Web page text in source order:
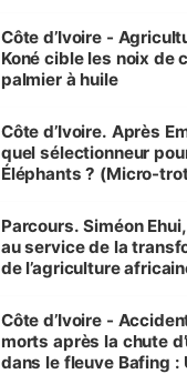
Côte d’Ivoire -
Koné cible les noix de
palmier à huile
Côte d’Ivoire. Après
quel sélectionneur
Éléphants ? (Micro-
Parcours. Siméon
au service de la
de l’agriculture
Côte d’Ivoire -
morts après la chute
dans le fleuve Bafing :